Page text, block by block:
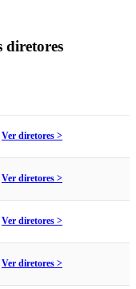
diretores
Ver diretores >
Ver diretores >
Ver diretores >
Ver diretores >